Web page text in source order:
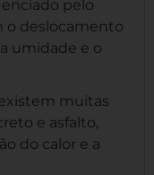
pelo
o deslocamento
umidade e o
muitas
e asfalto,
do calor e a